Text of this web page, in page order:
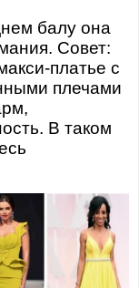
балу она
Совет:
платье с
плечами
В таком